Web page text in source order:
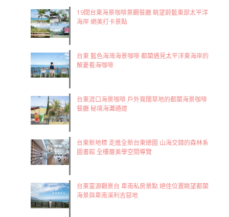
19間台東海景咖啡景觀餐廳 眺望蔚藍東部太平洋
海岸 網美打卡景點
台東 藍色海灣海景咖啡 都蘭遇見太平洋東海岸的
解憂看海咖啡
台東涯口海景咖啡 戶外寬闊草地的都蘭海景咖啡
餐廳 秘境海灘通道
​台東新地標 走進全新台東總圖 山海交錯的森林系
圖書館 全樓層美學空間導覽
台東富源觀景台 卑南私房景點 絕佳位置眺望都蘭
海景與卑南溪利吉惡地